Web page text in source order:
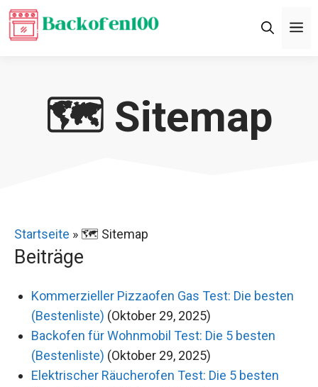
Zum
Inhalt
🗺️ Sitemap
Startseite » 🗺️ Sitemap
Beiträge
Kommerzieller Pizzaofen Gas Test: Die besten
(Bestenliste) (Oktober 29, 2025)
Backofen für Wohnmobil Test: Die 5 besten
(Bestenliste) (Oktober 29, 2025)
Elektrischer Räucherofen Test: Die 5 besten